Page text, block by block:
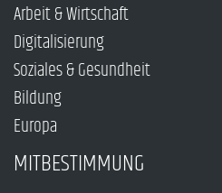
Arbeit & Wirtschaft
Digitalisierung
Soziales & Gesundheit
Bildung
Europa
MITBESTIMMUNG